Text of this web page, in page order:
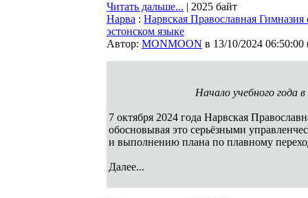
Читать дальше... | 2025 байт
Нарва : Нарвская Православная
эстонском языке
Автор: MONMOON в 13/10/2024 06:50:00
Начало учебного года
7 октября 2024 года Нарвская
обосновывая это серьёзными
и выполнению плана по плавному
Далее...